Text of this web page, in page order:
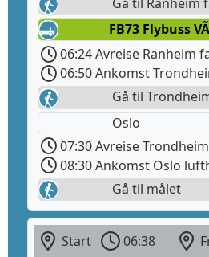
FB73 Flybuss
06:24 Avreise Ranheim
06:50 Ankomst
Gå til
Oslo
07:30 Avreise
08:30 Ankomst Oslo
Gå til målet
Start 06:38